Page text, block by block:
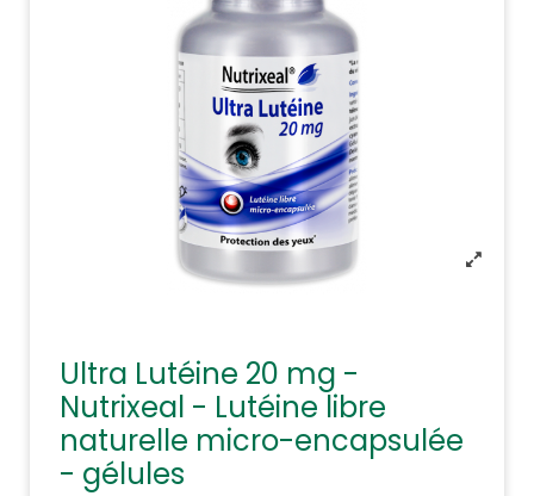
Ultra Lutéine 20 mg -
Nutrixeal - Lutéine libre
naturelle micro-encapsulée
- gélules